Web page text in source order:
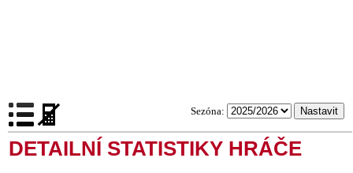
Sezóna:
DETAILNÍ STATISTIKY HRÁČE